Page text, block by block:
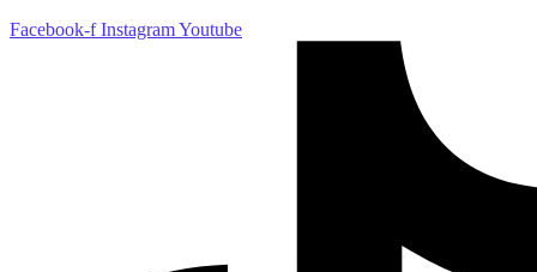
Facebook-f InstagramYoutube